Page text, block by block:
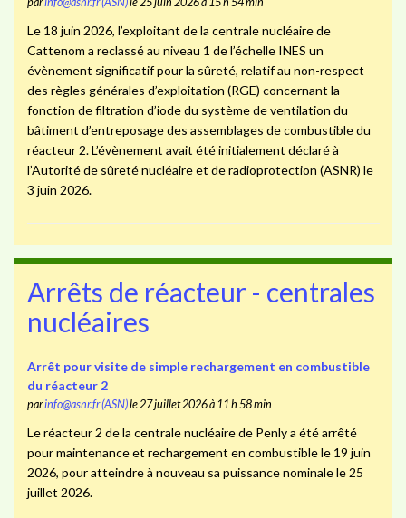
Le 18 juin 2026, l’exploitant de la centrale nucléaire de
Cattenom a reclassé au niveau 1 de l’échelle INES un
évènement significatif pour la sûreté, relatif au non-respect
des règles générales d’exploitation (RGE) concernant la
fonction de filtration d’iode du système de ventilation du
bâtiment d’entreposage des assemblages de combustible du
réacteur 2. L’évènement avait été initialement déclaré à
l’Autorité de sûreté nucléaire et de radioprotection (ASNR) le
3 juin 2026.
Arrêts de réacteur - centrales
nucléaires
Arrêt pour visite de simple rechargement en combustible
du réacteur 2
parinfo@asnr.fr (ASN)le 27 juillet 2026 à 11 h 58 min
Le réacteur 2 de la centrale nucléaire de Penly a été arrêté
pour maintenance et rechargement en combustible le 19 juin
2026, pour atteindre à nouveau sa puissance nominale le 25
juillet 2026.